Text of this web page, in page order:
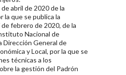
abril de 2020 de la
la que se publica la
febrero de 2020, de la
Nacional de
Dirección General de
y Local, por la que se
técnicas a los
la gestión del Padrón